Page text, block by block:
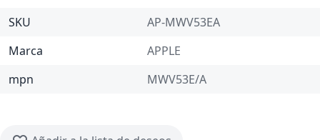
SKU
AP-MWV53EA
Marca
APPLE
mpn
MWV53E/A